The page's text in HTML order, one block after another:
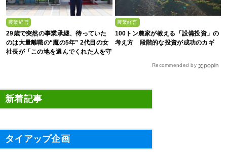
農業経営
29歳で突然の事業承継、待っていた
のは大量離職の“魔の5年” 2代目の女
社長が「この地を選んでくれた人を守
農業経営
100トン農家が教える「設備投資」の
考え方 段階的な投資が成功のカギ
Recommended by
新着記事
タイアップ企画